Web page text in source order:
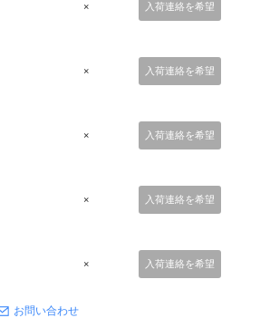
× 入荷連絡を希望
× 入荷連絡を希望
× 入荷連絡を希望
× 入荷連絡を希望
× 入荷連絡を希望
お問い合わせ